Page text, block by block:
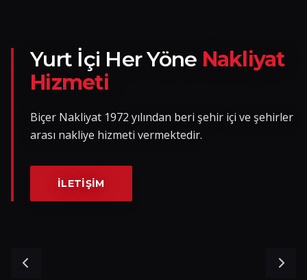
Nakliye Yük İlanları
Blog
İletişim
Yurt İçi Her Yöne Nakliyat
Hizmeti
Biçer Nakliyat 1972 yılından beri şehir içi ve şehirler
arası nakliye hizmeti vermektedir.
İLETIŞIM